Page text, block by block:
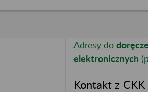
Adresy do
elektronicznych
Kontakt z CKK